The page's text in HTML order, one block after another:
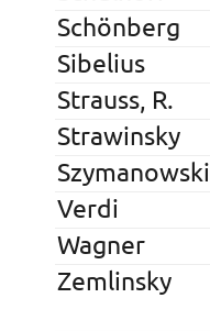
Schönberg
Sibelius
Strauss, R.
Strawinsky
Szymanowski
Verdi
Wagner
Zemlinsky